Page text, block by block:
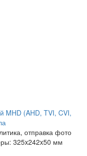
MHD (AHD, TVI, CVI,
отправка фото
325x242x50 мм